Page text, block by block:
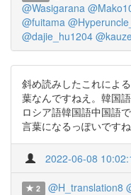
@Wasigarana
@fuitama
@dajie_hu1204
斜め読みしたこれによ
葉なんですねえ。韓国
ロシア語韓国語中国語
言葉になるっぽいです
2022-06-08
2 @H_translation8